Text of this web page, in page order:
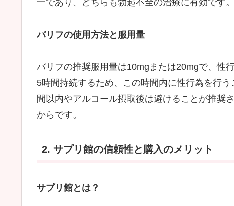
一であり、どちらも勃起不全の治療に有効です。
バリフの使用方法と服用量
バリフの推奨服用量は10mgまたは20mgで、性
5時間持続するため、この時間内に性行為を行
間以内やアルコール摂取後は避けることが推奨
からです。
2. サプリ館の信頼性と購入のメリット
サプリ館とは？